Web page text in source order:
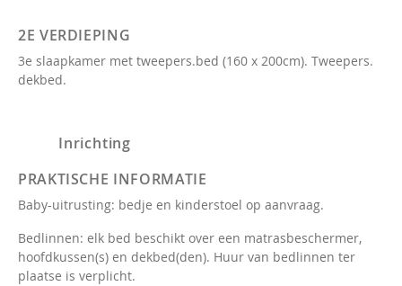
2E VERDIEPING
3e slaapkamer met tweepers.bed (160 x 200cm). Tweepers.
dekbed.
Inrichting
PRAKTISCHE INFORMATIE
Baby-uitrusting: bedje en kinderstoel op aanvraag.
Bedlinnen: elk bed beschikt over een matrasbeschermer,
hoofdkussen(s) en dekbed(den). Huur van bedlinnen ter
plaatse is verplicht.